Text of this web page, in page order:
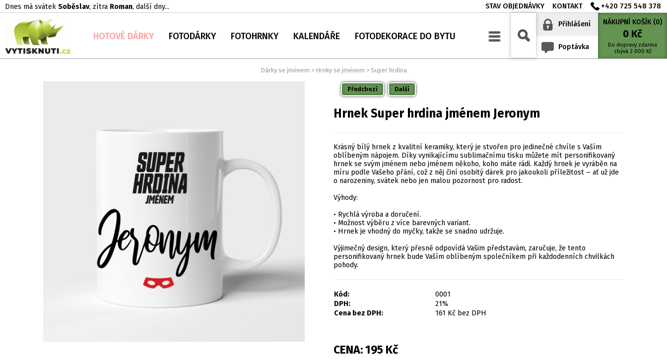
Dnes má svátek Soběslav, zítra Roman, další dny... STAV OBJEDNÁVKY KONTAKT
+420 725 548 378
NÁKUPNÍ KOŠÍK (0)
0 Kč
Do dopravy zdarma
zbývá 2 000 Kč
Přihlášení
Poptávka
HOTOVÉ DÁRKY FOTODÁRKY FOTOHRNKY KALENDÁŘE FOTODEKORACE DO BYTU
Dárky se jménem > Hrnky se jménem > Super hrdina
Předchozí Další
Hrnek Super hrdina jménem Jeronym
Krásný bílý hrnek z kvalitní keramiky, který je stvořen pro jedinečné chvíle s Vaším
oblíbeným nápojem. Díky vynikajícímu sublimačnímu tisku můžete mít personifikovaný
hrnek se svým jménem nebo jménem někoho, koho máte rádi. Každý hrnek je vyráběn na
míru podle Vašeho přání, což z něj činí osobitý dárek pro jakoukoli příležitost – ať už jde
o narozeniny, svátek nebo jen malou pozornost pro radost.
Výhody:
• Rychlá výroba a doručení.
• Možnost výběru z více barevných variant.
• Hrnek je vhodný do myčky, takže se snadno udržuje.
Výjimečný design, který přesně odpovídá Vašim představám, zaručuje, že tento
personifikovaný hrnek bude Vaším oblíbeným společníkem při každodenních chvilkách
pohody.
Kód:
0001
DPH:
21%
Cena bez DPH:
161 Kč bez DPH
CENA:195 Kč